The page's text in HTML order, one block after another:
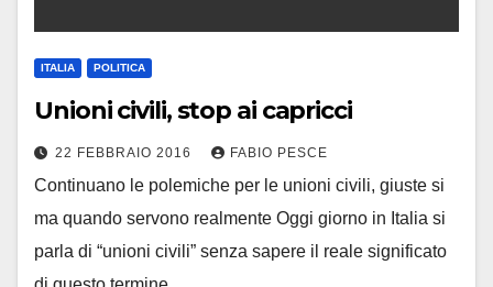
ITALIA POLITICA
Unioni civili, stop ai capricci
22 FEBBRAIO 2016 FABIO PESCE
Continuano le polemiche per le unioni civili, giuste si
ma quando servono realmente Oggi giorno in Italia si
parla di “unioni civili” senza sapere il reale significato